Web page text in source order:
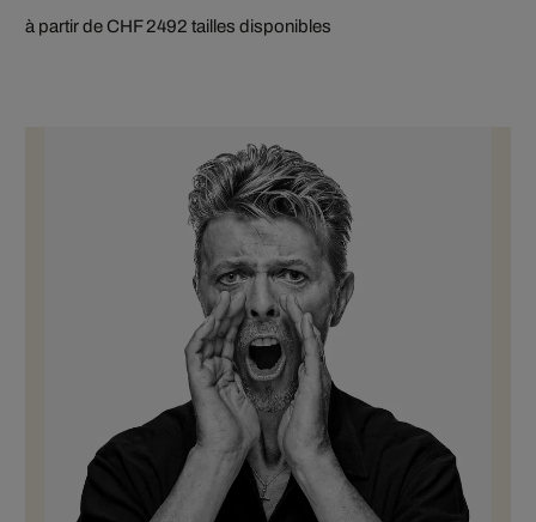
à partir de CHF 2492 tailles disponibles